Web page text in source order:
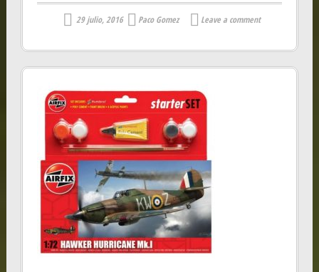
29 julio, 2016 Paco Gomez Leave a comment